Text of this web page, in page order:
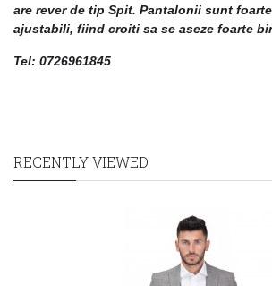
are rever de tip Spit. Pantalonii sunt
ajustabili, fiind croiti sa se aseze foarte
Tel: 0726961845
RECENTLY VIEWED